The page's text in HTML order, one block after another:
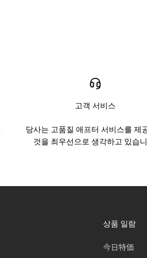
고객 서비스
당사는 고품질 애프터 서비스를 제
것을 최우선으로 생각하고 있습
상품 일람
今日特価